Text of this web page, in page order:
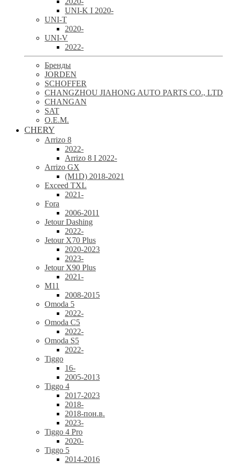
UNI-K I 2020-
UNI-T
2020-
UNI-V
2022-
Бренды
JORDEN
SCHOFFER
CHANGZHOU JIAHONG AUTO PARTS CO., LTD
CHANGAN
SAT
O.E.M.
CHERY
Arrizo 8
2022-
Arrizo 8 I 2022-
Arrizo GX
(M1D) 2018-2021
Exceed TXL
2021-
Fora
2006-2011
Jetour Dashing
2022-
Jetour X70 Plus
2020-2023
2023-
Jetour X90 Plus
2021-
M11
2008-2015
Omoda 5
2022-
Omoda C5
2022-
Omoda S5
2022-
Tiggo
16-
2005-2013
Tiggo 4
2017-2023
2018-
2018-пон.в.
2023-
Tiggo 4 Pro
2020-
Tiggo 5
2014-2016